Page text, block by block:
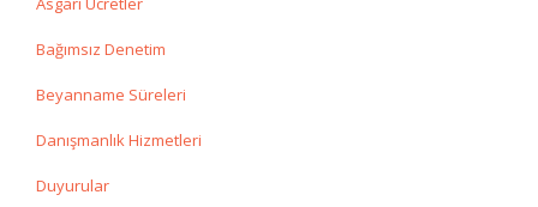
Bağımsız Denetim
Beyanname Süreleri
Danışmanlık Hizmetleri
Duyurular